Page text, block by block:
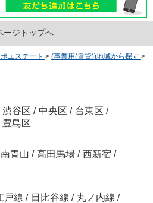
ージトップへ
エステート > (事業用(賃貸))地域から探す >
渋谷区 / 中央区 / 台東区 /
豊島区
南青山 / 高田馬場 / 西新宿 /
戸線 / 日比谷線 / 丸ノ内線 /